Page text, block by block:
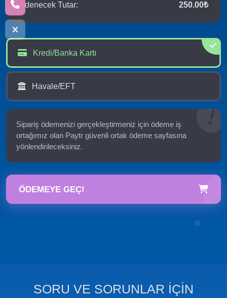
Ödenecek Tutar: 250.00₺
Kredi/Banka Kartı
Havale/EFT
Sipariş ödemenizi gerçekleştirmeniz için ödeme iş
ortağımız olan Paytr güvenli ortak ödeme sayfasına
yönlendirileceksiniz.
ÖDEMEYE GEÇ!
SORU VE SORUNLAR İÇİN
❄